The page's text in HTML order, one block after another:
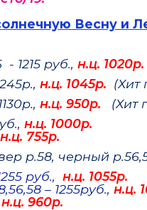
Весну и
1215 руб., н.ц. 1020р.
н.ц. 1045р. (Хит
н.ц. 950р. (Хит
н.ц. 1000р.
н.ц. 755р.
р.58, черный
руб., н.ц. 1055р.
– 1255руб., н.ц.
н.ц. 960р.